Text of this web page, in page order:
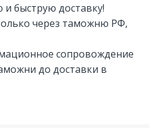
быструю доставку!
через таможню РФ,
сопровождение
до доставки в